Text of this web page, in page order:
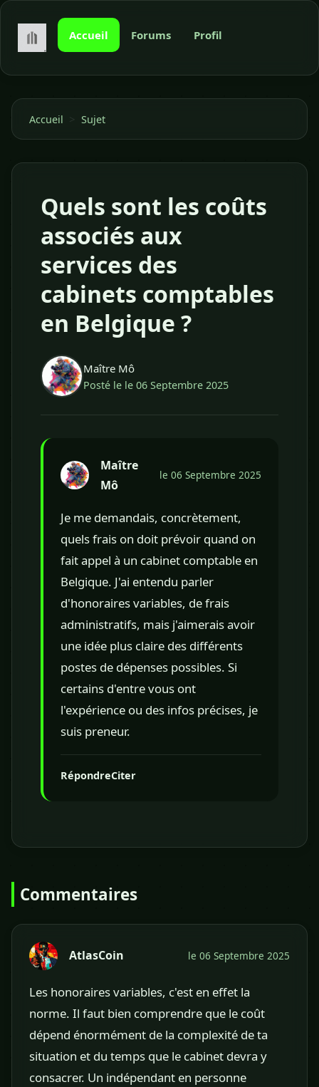
Accueil Forums Profil
Accueil Sujet
Quels sont les coûts
associés aux
services des
cabinets comptables
en Belgique ?
Maître Mô
Posté le le 06 Septembre 2025
Maître
Mô
le 06 Septembre 2025
Je me demandais, concrètement,
quels frais on doit prévoir quand on
fait appel à un cabinet comptable en
Belgique. J'ai entendu parler
d'honoraires variables, de frais
administratifs, mais j'aimerais avoir
une idée plus claire des différents
postes de dépenses possibles. Si
certains d'entre vous ont
l'expérience ou des infos précises, je
suis preneur.
RépondreCiter
Commentaires
AtlasCoin le 06 Septembre 2025
Les honoraires variables, c'est en effet la
norme. Il faut bien comprendre que le coût
dépend énormément de la complexité de ta
situation et du temps que le cabinet devra y
consacrer. Un indépendant en personne